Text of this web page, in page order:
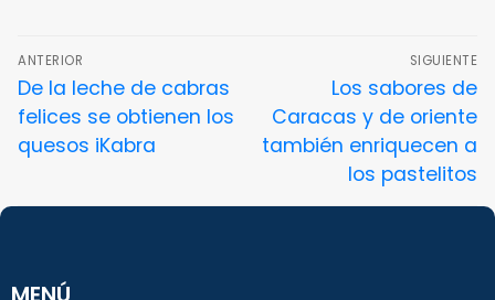
ANTERIOR
De la leche de cabras
felices se obtienen los
quesos iKabra
SIGUIENTE
Los sabores de
Caracas y de oriente
también enriquecen a
los pastelitos